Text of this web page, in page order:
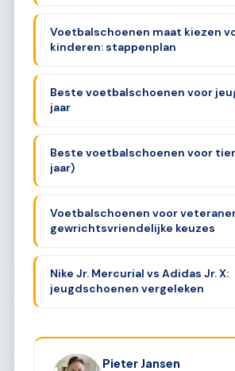
Voetbalschoenen maat kiezen
kinderen: stappenplan
Beste voetbalschoenen voor
jaar
Beste voetbalschoenen voor
jaar)
Voetbalschoenen voor
gewrichtsvriendelijke keuzes
Nike Jr. Mercurial vs Adidas Jr. X:
jeugdschoenen vergeleken
Pieter Jansen